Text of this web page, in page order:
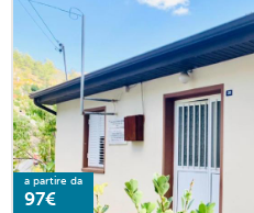
a partire da
97€